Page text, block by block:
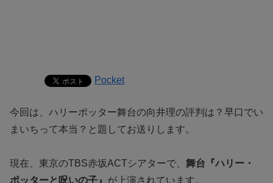
Pocket
今回は、ハリーポッター舞台の向井理の評判は？早口でい
まいちって本当？と題してお送りします。
現在、東京のTBS赤坂ACTシアターで、 舞台『ハリー・
ポッターと呪いの子』 が上演されています。